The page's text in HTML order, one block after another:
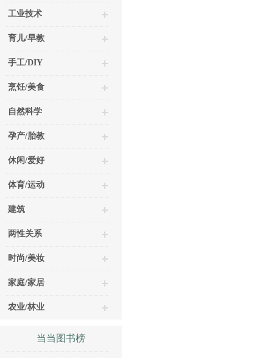
工业技术
育儿/早教
手工/DIY
烹饪/美食
自然科学
孕产/胎教
休闲/爱好
体育/运动
建筑
两性关系
时尚/美妆
家庭/家居
农业/林业
当当图书榜